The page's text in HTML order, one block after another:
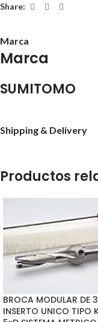
Share:
Marca
Marca
SUMITOMO
Shipping & Delivery
Productos
BROCA MODULAR DE
INSERTO UNICO TIPO